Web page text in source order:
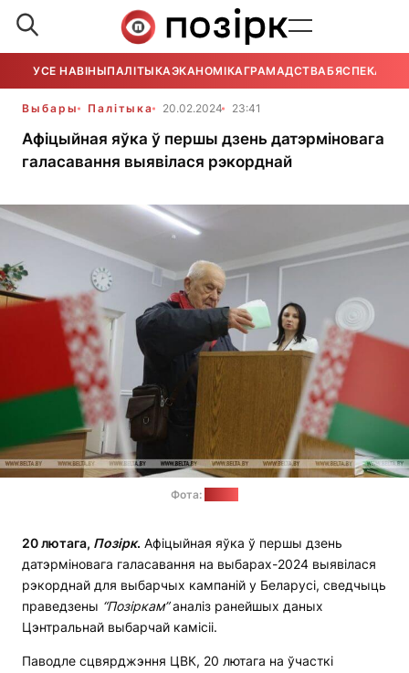
УСЕ НАВІНЫПАЛІТЫКАЭКАНОМІКАГРАМАДСТВАБЯСПЕКА
Выбары Палітыка 20.02.2024 23:41
Афіцыйная яўка ў першы дзень датэрміновага
галасавання выявілася рэкорднай
Фота:
20 лютага, Позірк. Афіцыйная яўка ў першы дзень
датэрміновага галасавання на выбарах-2024 выявілася
рэкорднай для выбарчых кампаній у Беларусі, сведчыць
праведзены “Позіркам”аналіз ранейшых даных
Цэнтральнай выбарчай камісіі.
Паводле сцвярджэння ЦВК, 20 лютага на ўчасткі